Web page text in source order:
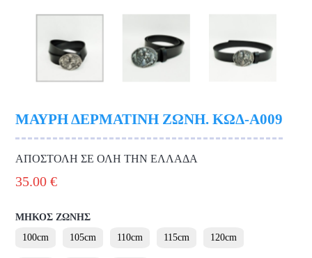
ΜΑΥΡΗ ΔΕΡΜΑΤΙΝΗ ΖΩΝΗ. ΚΩΔ-Α009
ΑΠΟΣΤΟΛΗ ΣΕ ΟΛΗ ΤΗΝ ΕΛΛΑΔΑ
35.00€
ΜΗΚΟΣ ΖΩΝΗΣ
100cm
105cm 110cm 115cm 120cm